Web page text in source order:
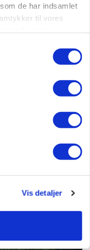
de har indsamlet
til vores
Vis detaljer